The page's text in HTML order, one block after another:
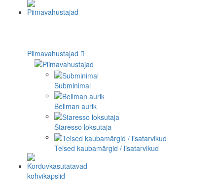
Piimavahustajad
Subminimal
Bellman aurik
Staresso loksutaja
Teised kaubamärgid / lisatarvikud